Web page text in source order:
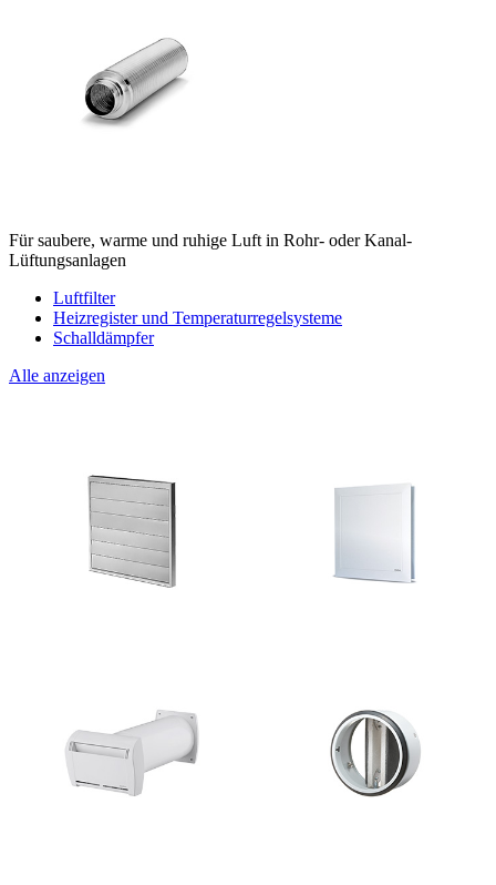
Für saubere, warme und ruhige Luft in Rohr- oder Kanal-
Lüftungsanlagen
Luftfilter
Heizregister und Temperaturregelsysteme
Schalldämpfer
Alle anzeigen